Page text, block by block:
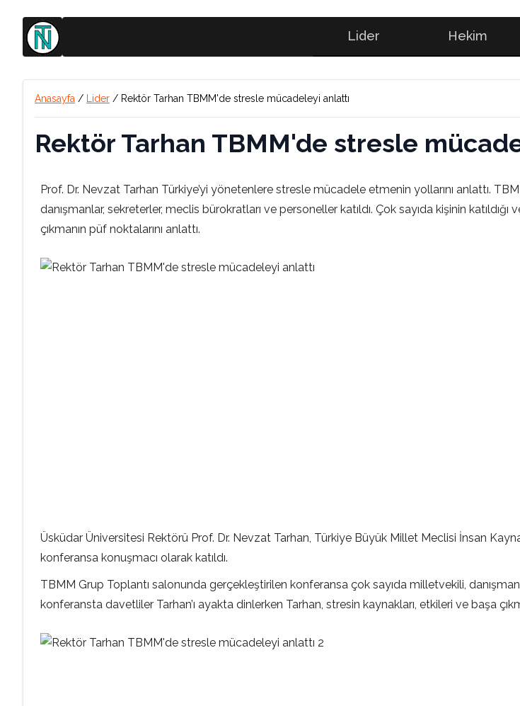
Lider Hekim
Anasayfa / Lider / Rektör Tarhan TBMM'de stresle mücadeleyi anlattı
Rektör Tarhan TBMM'de stresle
Prof. Dr. Nevzat Tarhan Türkiye’yi yönetenlere stresle mücadele etmenin yollarını anlattı.
danışmanlar, sekreterler, meclis bürokratları ve personeller katıldı. Çok sayıda kişinin
çıkmanın püf noktalarını anlattı.
Üsküdar Üniversitesi Rektörü Prof. Dr. Nevzat Tarhan, Türkiye Büyük Millet Meclisi İnsan
konferansa konuşmacı olarak katıldı.
TBMM Grup Toplantı salonunda gerçekleştirilen konferansa çok sayıda milletvekili,
konferansta davetliler Tarhan’ı ayakta dinlerken Tarhan, stresin kaynakları, etkileri ve başa